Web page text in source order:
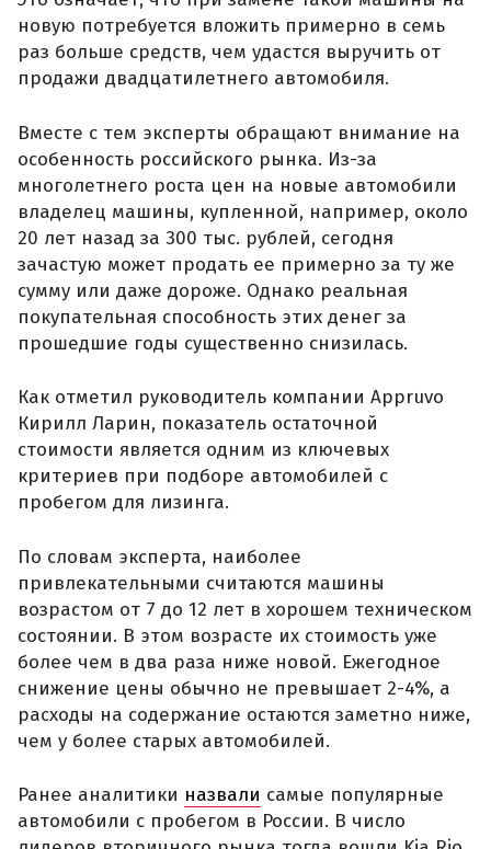
новую потребуется вложить примерно в семь
раз больше средств, чем удастся выручить от
продажи двадцатилетнего автомобиля.
Вместе с тем эксперты обращают внимание на
особенность российского рынка. Из-за
многолетнего роста цен на новые автомобили
владелец машины, купленной, например, около
20 лет назад за 300 тыс. рублей, сегодня
зачастую может продать ее примерно за ту же
сумму или даже дороже. Однако реальная
покупательная способность этих денег за
прошедшие годы существенно снизилась.
Как отметил руководитель компании Appruvo
Кирилл Ларин, показатель остаточной
стоимости является одним из ключевых
критериев при подборе автомобилей с
пробегом для лизинга.
По словам эксперта, наиболее
привлекательными считаются машины
возрастом от 7 до 12 лет в хорошем техническом
состоянии. В этом возрасте их стоимость уже
более чем в два раза ниже новой. Ежегодное
снижение цены обычно не превышает 2-4%, а
расходы на содержание остаются заметно ниже,
чем у более старых автомобилей.
Ранее аналитики назвали самые популярные
автомобили с пробегом в России. В число